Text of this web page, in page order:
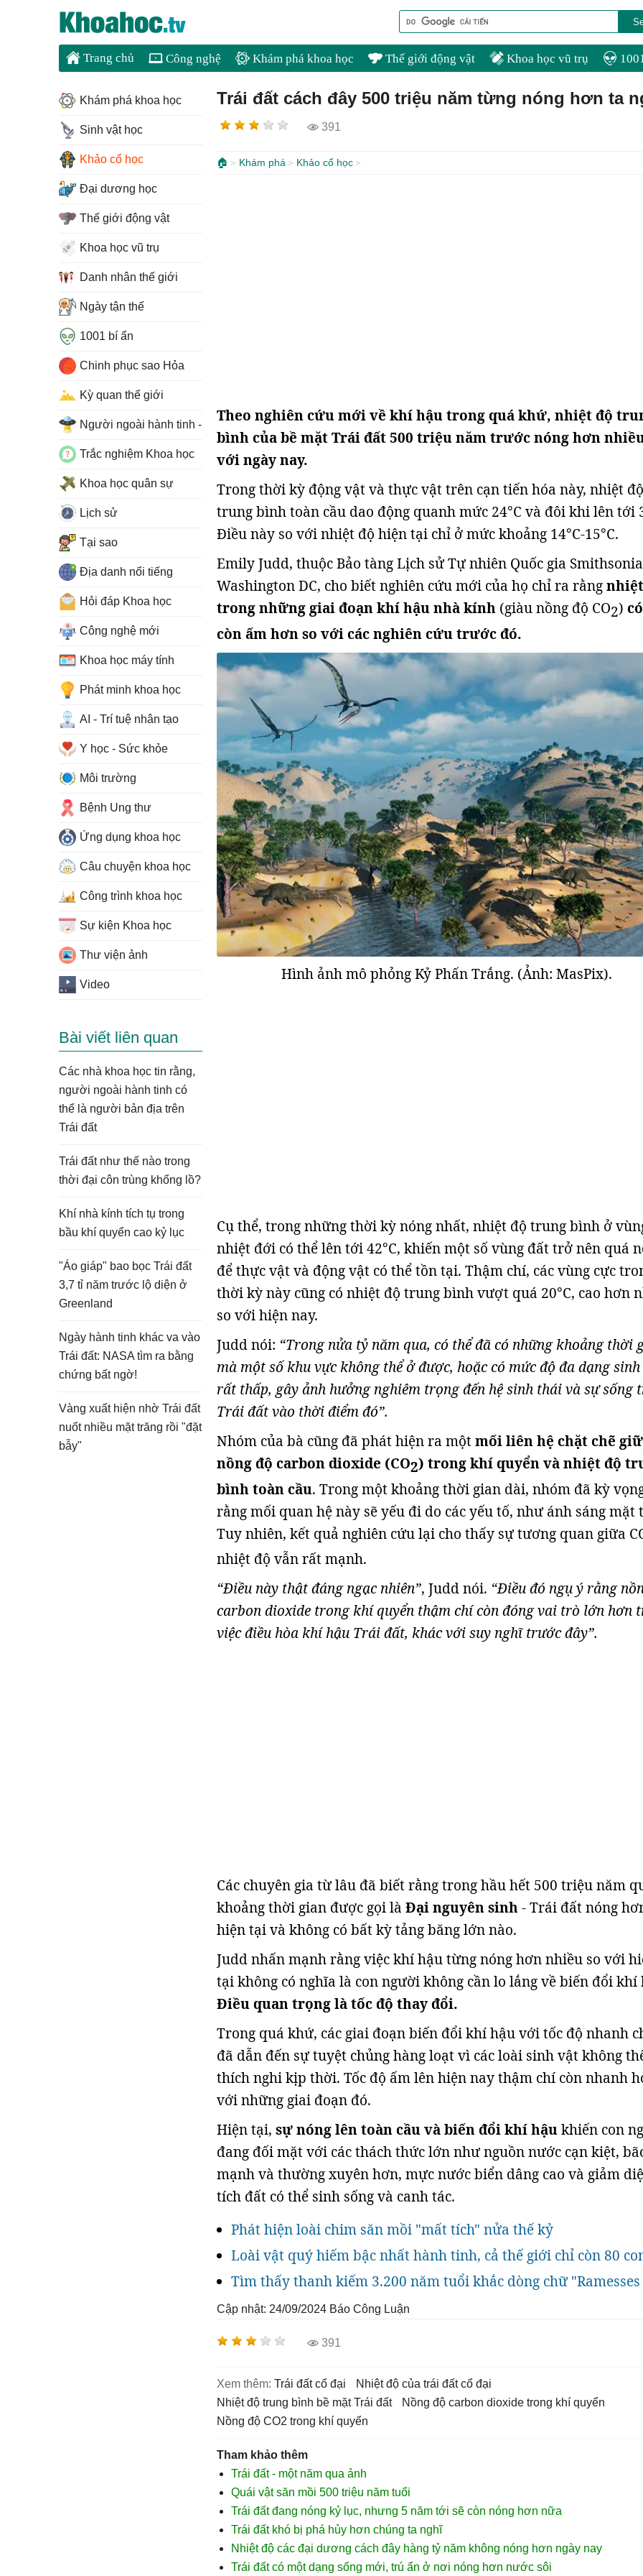
Trang chủ Công nghệ Khám phá khoa học Thế giới động vật Khoa học vũ trụ
Trái đất cách đây 500 triệu năm từng nóng hơn ta
391
🏠 Khám phá Khảo cổ học
Theo nghiên cứu mới về khí hậu trong quá khứ, nhiệt độ
bình của bề mặt Trái đất 500 triệu năm trước nóng hơn
với ngày nay.
Trong thời kỳ động vật và thực vật trên cạn tiến hóa này, nhiệt độ
trung bình toàn cầu dao động quanh mức 24°C và đôi khi lên tới
Điều này so với nhiệt độ hiện tại chỉ ở mức khoảng 14°C-15°C.
Emily Judd, thuộc Bảo tàng Lịch sử Tự nhiên Quốc gia
Washington DC, cho biết nghiên cứu mới của họ chỉ ra rằng
trong những giai đoạn khí hậu nhà kính (giàu nồng độ CO2)
còn ấm hơn so với các nghiên cứu trước đó.
Hình ảnh mô phỏng Kỷ Phấn Trắng. (Ảnh: MasPix).
Cụ thể, trong những thời kỳ nóng nhất, nhiệt độ trung bình ở
nhiệt đới có thể lên tới 42°C, khiến một số vùng đất trở nên quá
để thực vật và động vật có thể tồn tại. Thậm chí, các vùng cực
thời kỳ này cũng có nhiệt độ trung bình vượt quá 20°C, cao hơn
so với hiện nay.
Judd nói: “Trong nửa tỷ năm qua, có thể đã có những khoảng thời
mà một số khu vực không thể ở được, hoặc có mức độ đa dạng
rất thấp, gây ảnh hưởng nghiêm trọng đến hệ sinh thái và sự sống
Trái đất vào thời điểm đó”.
Nhóm của bà cũng đã phát hiện ra mộtmối liên hệ chặt chẽ
nồng độ carbon dioxide (CO2) trong khí quyển và nhiệt độ
bình toàn cầu. Trong một khoảng thời gian dài, nhóm đã kỳ
rằng mối quan hệ này sẽ yếu đi do các yếu tố, như ánh sáng mặt
Tuy nhiên, kết quả nghiên cứu lại cho thấy sự tương quan giữa
nhiệt độ vẫn rất mạnh.
“Điều này thật đáng ngạc nhiên”, Judd nói. “Điều đó ngụ ý rằng
carbon dioxide trong khí quyển thậm chí còn đóng vai trò lớn hơn
việc điều hòa khí hậu Trái đất, khác với suy nghĩ trước đây”.
Các chuyên gia từ lâu đã biết rằng trong hầu hết 500 triệu năm
khoảng thời gian được gọi là Đại nguyên sinh- Trái đất nóng
hiện tại và không có bất kỳ tảng băng lớn nào.
Judd nhấn mạnh rằng việc khí hậu từng nóng hơn nhiều so với
tại không có nghĩa là con người không cần lo lắng về biến đổi khí
Điều quan trọng là tốc độ thay đổi.
Trong quá khứ, các giai đoạn biến đổi khí hậu với tốc độ nhanh
đã dẫn đến sự tuyệt chủng hàng loạt vì các loài sinh vật không
thích nghi kịp thời. Tốc độ ấm lên hiện nay thậm chí còn nhanh
với những giai đoạn đó.
Hiện tại, sự nóng lên toàn cầu và biến đổi khí hậukhiến con
đang đối mặt với các thách thức lớn như nguồn nước cạn kiệt,
mạnh và thường xuyên hơn, mực nước biển dâng cao và giảm
tích đất có thể sinh sống và canh tác.
Phát hiện loài chim săn mồi "mất tích" nửa thế kỷ
Loài vật quý hiếm bậc nhất hành tinh, cả thế giới chỉ còn 80
Tìm thấy thanh kiếm 3.200 năm tuổi khắc dòng chữ
Cập nhật: 24/09/2024 Báo Công Luận
391
Xem thêm: trái đất cổ đại
nhiệt độ của trái đất cổ đại
nhiệt độ trung bình bề mặt Trái đất
nồng độ carbon dioxide trong khí quyển
nồng độ CO2 trong khí quyển
Tham khảo thêm
Trái đất - một năm qua ảnh
Quái vật săn mồi 500 triệu năm tuổi
Trái đất đang nóng kỷ lục, nhưng 5 năm tới sẽ còn nóng hơn nữa
Trái đất khó bị phá hủy hơn chúng ta nghĩ
Nhiệt độ các đại dương cách đây hàng tỷ năm không nóng hơn ngày nay
Trái đất có một dạng sống mới, trú ẩn ở nơi nóng hơn nước sôi
Khám phá khoa học
Sinh vật học
Khảo cổ học
Đại dương học
Thế giới động vật
Khoa học vũ trụ
Danh nhân thế giới
Ngày tận thế
1001 bí ẩn
Chinh phục sao Hỏa
Kỳ quan thế giới
Người ngoài hành tinh - UFO
Trắc nghiệm Khoa học
Khoa học quân sự
Lịch sử
Tại sao
Địa danh nổi tiếng
Hỏi đáp Khoa học
Công nghệ mới
Khoa học máy tính
Phát minh khoa học
AI - Trí tuệ nhân tạo
Y học - Sức khỏe
Môi trường
Bệnh Ung thư
Ứng dụng khoa học
Câu chuyện khoa học
Công trình khoa học
Sự kiện Khoa học
Thư viện ảnh
Video
Bài viết liên quan
Các nhà khoa học tin rằng,
người ngoài hành tinh có
thể là người bản địa trên
Trái đất
Trái đất như thế nào trong
thời đại côn trùng khổng lồ?
Khí nhà kính tích tụ trong
bầu khí quyển cao kỷ lục
"Áo giáp" bao bọc Trái đất
3,7 tỉ năm trước lộ diện ở
Greenland
Ngày hành tinh khác va vào
Trái đất: NASA tìm ra bằng
chứng bất ngờ!
Vàng xuất hiện nhờ Trái đất
nuốt nhiều mặt trăng rồi "đặt
bẫy"